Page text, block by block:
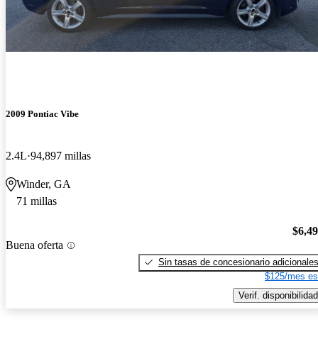
2009 Pontiac Vibe
2.4L 94,897 millas
Winder, GA
71 millas
Buena oferta
Sin tasas de concesionario adicionales
$125/mes
Verif. disponibilidad